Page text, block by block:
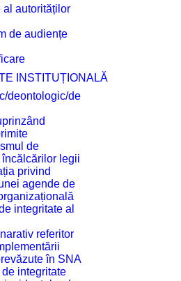
al autorităților
de audiențe
INSTITUȚIONALĂ
deontologic/de
de
încălcărilor legii
privind
agende de
integritate al
referitor
în SNA
integritate